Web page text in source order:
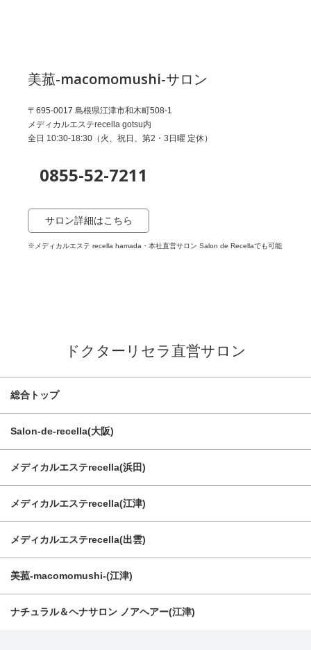
美菰-macomomushi-サロン
〒695-0017 島根県江津市和木町508-1
メディカルエステrecella gotsu内
全日 10:30-18:30（火、祝日、第2・3日曜 定休）
0855-52-7211
サロン詳細はこちら
※メディカルエステ recella hamada・本社直営サロン Salon de Recellaでも可能
ドクターリセラ直営サロン
総合トップ
Salon-de-recella(大阪)
メディカルエステrecella(浜田)
メディカルエステrecella(江津)
メディカルエステrecella(出雲)
美菰-macomomushi-(江津)
ナチュラル＆ヘナサロン ノアヘアー(江津)